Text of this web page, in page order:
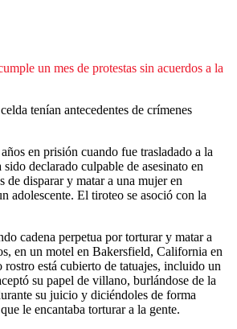
un mes de protestas sin acuerdos a la
tenían antecedentes de crímenes
en prisión cuando fue trasladado a la
declarado culpable de asesinato en
de disparar y matar a una mujer en
adolescente. El tiroteo se asoció con la
cadena perpetua por torturar y matar a
en un motel en Bakersfield, California en
está cubierto de tatuajes, incluido un
su papel de villano, burlándose de la
su juicio y diciéndoles de forma
le encantaba torturar a la gente.